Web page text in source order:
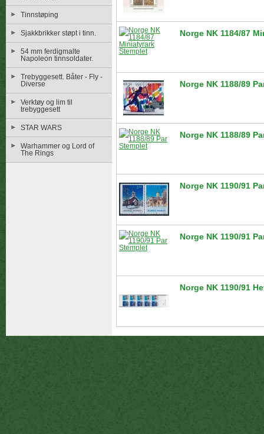
Tinnstøping
Sjakkbrikker støpt i tinn.
54 mm ferdigmalte
Napoleon tinnsoldater.
Trebyggesett. Båter - Fly -
Diverse
Verktøy og lim til
trebyggesett
STAR WARS
Warhammer og Lord of
The Rings
Norge NK 1184/87
Norge NK 1188/89
Norge NK 1188/89
Norge NK 1190/91
Norge NK 1190/91
Norge NK 1190/91